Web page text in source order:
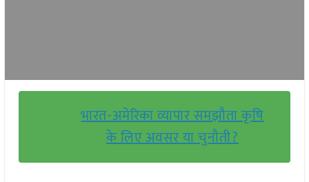
भारत-अमेरिका व्यापार समझौता कृषि
के लिए अवसर या चुनौती?